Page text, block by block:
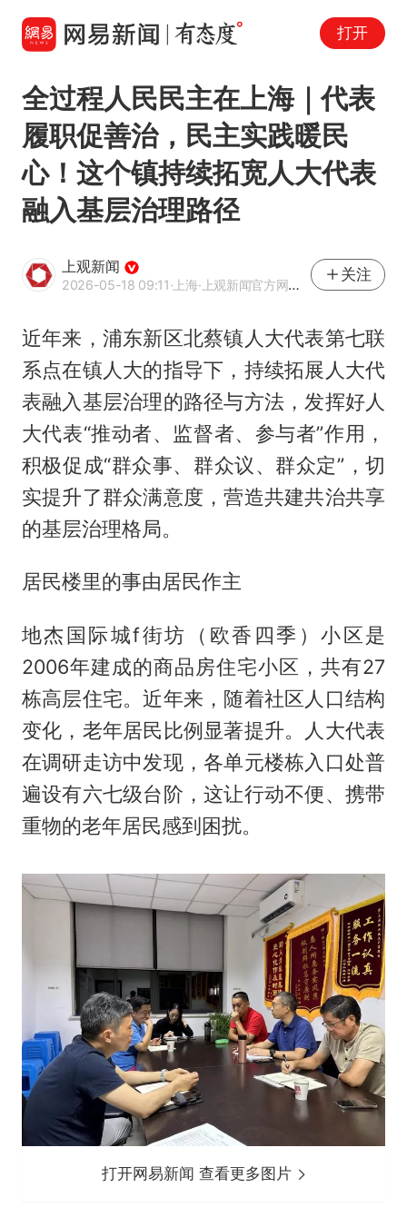
打开
全过程人民民主在上海｜代表
履职促善治，民主实践暖民
心！这个镇持续拓宽人大代表
融入基层治理路径
上观新闻
2026-05-18 09:11·上海·上观新闻官方网易号
关注
近年来，浦东新区北蔡镇人大代表第七联
系点在镇人大的指导下，持续拓展人大代
表融入基层治理的路径与方法，发挥好人
大代表“推动者、监督者、参与者”作用，
积极促成“群众事、群众议、群众定”，切
实提升了群众满意度，营造共建共治共享
的基层治理格局。
居民楼里的事由居民作主
地杰国际城f街坊（欧香四季）小区是
2006年建成的商品房住宅小区，共有27
栋高层住宅。近年来，随着社区人口结构
变化，老年居民比例显著提升。人大代表
在调研走访中发现，各单元楼栋入口处普
遍设有六七级台阶，这让行动不便、携带
重物的老年居民感到困扰。
打开网易新闻 查看更多图片